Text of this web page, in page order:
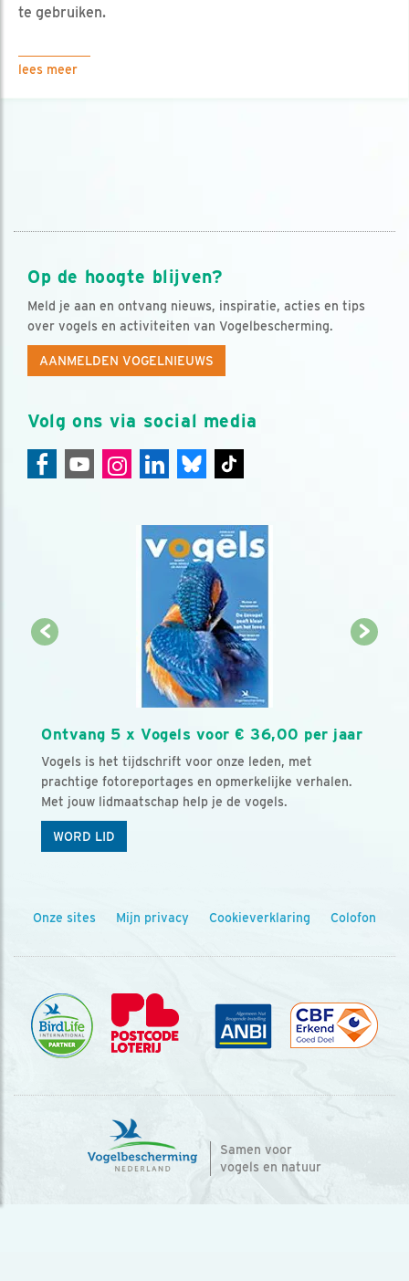
te gebruiken.
lees meer
Op de hoogte blijven?
Meld je aan en ontvang nieuws, inspiratie, acties en tips
over vogels en activiteiten van Vogelbescherming.
AANMELDEN VOGELNIEUWS
Volg ons via social media
Ontvang 5 x Vogels voor € 36,00 per jaar
Vogels is het tijdschrift voor onze leden, met
prachtige fotoreportages en opmerkelijke verhalen.
Met jouw lidmaatschap help je de vogels.
WORD LID
Onze sites Mijn privacy Cookieverklaring Colofon
Samen voor
vogels en natuur